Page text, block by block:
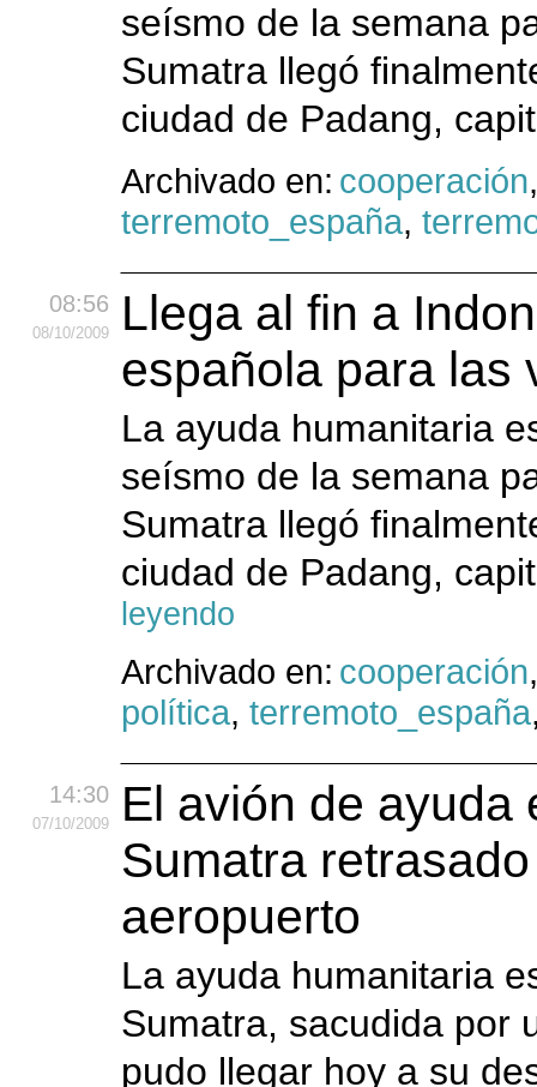
seísmo de la semana
Sumatra llegó
ciudad de Padang,
Archivado en: cooperación
terremoto_españa,
08:56
08/10/2009
Llega al fin a
española para las
La ayuda humanitaria
seísmo de la semana
Sumatra llegó
ciudad de Padang,
leyendo
Archivado en: cooperación
política, terremoto_españa
14:30
07/10/2009
El avión de ayuda
Sumatra
aeropuerto
La ayuda humanitaria
Sumatra, sacudida por
pudo llegar hoy a su